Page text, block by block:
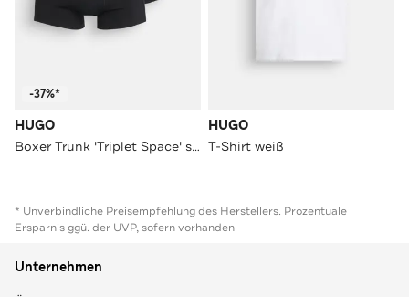
-37%*
HUGO
Boxer Trunk 'Triplet Space' schwarz
HUGO
T-Shirt weiß
* Unverbindliche Preisempfehlung des Herstellers. Prozentuale
Ersparnis ggü. der UVP, sofern vorhanden
Unternehmen